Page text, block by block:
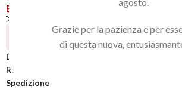
agosto.
Grazie per la pazienza e per
di questa nuova,
Esaurito
Persone che guardano questo
Descrizione
Recensioni (0)
Spedizione